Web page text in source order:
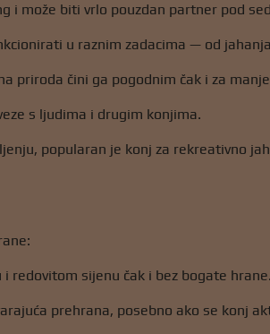
i može biti vrlo pouzdan partner pod
u raznim zadacima — od
priroda čini ga pogodnim čak i za
s ljudima i drugim konjima.
popularan je konj za rekreativno
redovitom sijenu čak i bez bogate hrane.
prehrana, posebno ako se konj